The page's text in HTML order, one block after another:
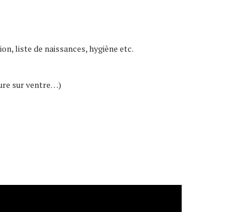
liste de naissances, hygiène etc.
sur ventre…)